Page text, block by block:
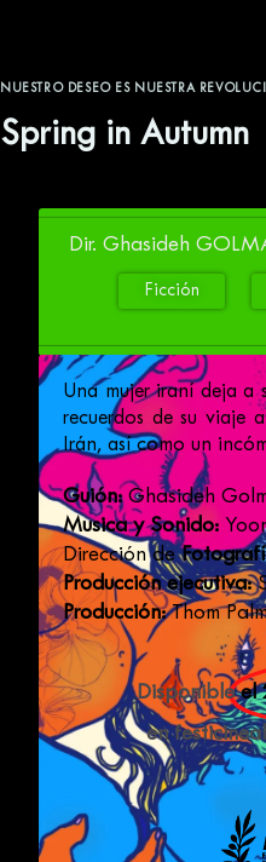
NUESTRO DESEO ES NUESTRA
Spring in Autumn
Dir. Ghasideh
Ficción
Una mujer iraní deja a
recuerdos de su viaje
Irán, así como un
Guión:Ghasideh
Musica y Sonido:
Dirección de
Producción ejecutiva:
Producción:Thom
Disponible el
en